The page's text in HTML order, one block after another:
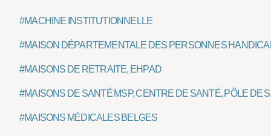
#MACHINE INSTITUTIONNELLE
#MAISON DÉPARTEMENTALE DES PERSONNES
#MAISONS DE RETRAITE, EHPAD
#MAISONS DE SANTÉ MSP, CENTRE DE SANTÉ, PÔLE DE
#MAISONS MÉDICALES BELGES